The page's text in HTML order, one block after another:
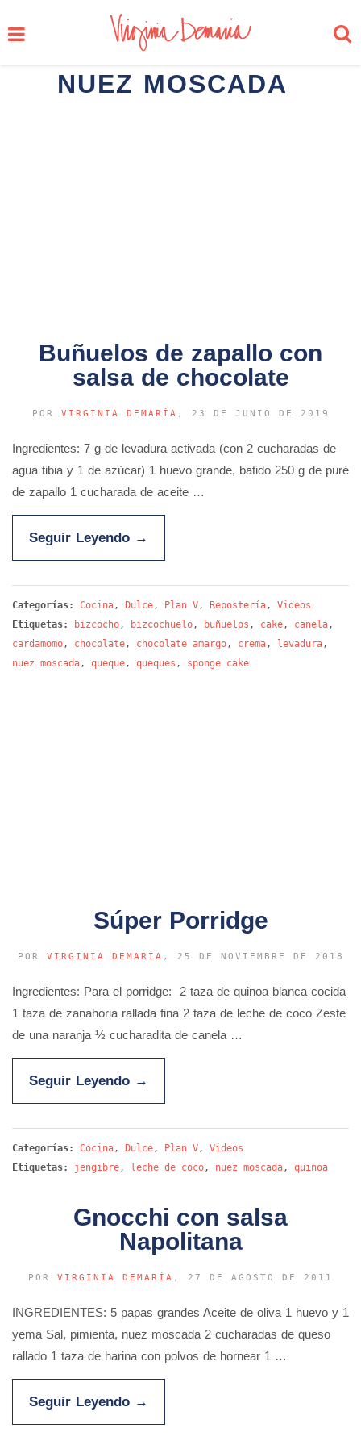
NUEZ MOSCADA
Buñuelos de zapallo con
salsa de chocolate
POR VIRGINIA DEMARÍA , 23 DE JUNIO DE 2019
Ingredientes: 7 g de levadura activada (con 2 cucharadas de
agua tibia y 1 de azúcar) 1 huevo grande, batido 250 g de puré
de zapallo 1 cucharada de aceite …
Seguir Leyendo →
Categorías: Cocina , Dulce , Plan V , Repostería , Videos
Etiquetas:
bizcocho , bizcochuelo , buñuelos , cake , canela ,
cardamomo , chocolate , chocolate amargo , crema , levadura ,
nuez moscada , queque , queques , sponge cake
Súper Porridge
POR VIRGINIA DEMARÍA , 25 DE NOVIEMBRE DE 2018
Ingredientes: Para el porridge: 2 taza de quinoa blanca cocida
1 taza de zanahoria rallada fina 2 taza de leche de coco Zeste
de una naranja ½ cucharadita de canela …
Seguir Leyendo →
Categorías: Cocina, Dulce, Plan V, Videos
Etiquetas:
jengibre, leche de coco, nuez moscada, quinoa
Gnocchi con salsa
Napolitana
POR VIRGINIA DEMARÍA , 27 DE AGOSTO DE 2011
INGREDIENTES: 5 papas grandes Aceite de oliva 1 huevo y 1
yema Sal, pimienta, nuez moscada 2 cucharadas de queso
rallado 1 taza de harina con polvos de hornear 1 …
Seguir Leyendo →